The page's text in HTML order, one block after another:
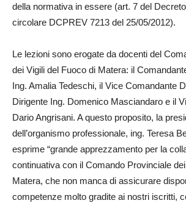
della normativa in essere (art. 7 del
circolare DCPREV 7213 del 25/05/2012).
Le lezioni sono erogate da docenti del
dei Vigili del Fuoco di Matera: il
Ing. Amalia Tedeschi, il Vice Comandante
Dirigente Ing. Domenico Masciandaro e il
Dario Angrisani. A questo proposito, la
dell’organismo professionale, ing. Teresa
esprime “grande apprezzamento per la
continuativa con il Comando Provinciale
Matera, che non manca di assicurare
competenze molto gradite ai nostri iscritti,